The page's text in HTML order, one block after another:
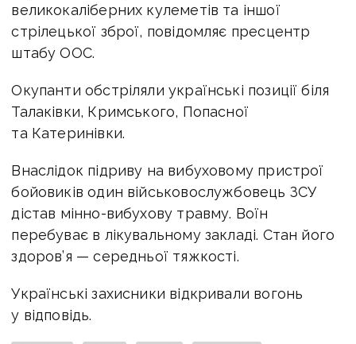
великокаліберних кулеметів та іншої
стрілецької зброї, повідомляє пресцентр
штабу ООС.
Окупанти обстріляли українські позиції біля
Талаківки, Кримського, Попасної
та Катеринівки.
Внаслідок підриву на вибуховому пристрої
бойовиків один військовослужбовець ЗСУ
дістав мінно-вибухову травму. Воїн
перебуває в лікувальному закладі. Стан його
здоров’я — середньої тяжкості.
Українські захисники відкривали вогонь
у відповідь.